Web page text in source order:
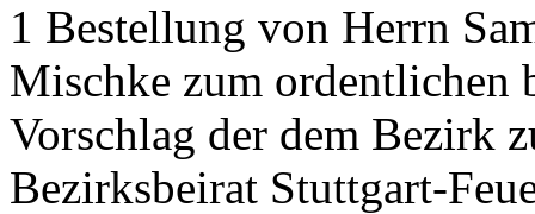
1 Bestellung von Herrn
Mischke zum ordentlichen
Vorschlag der dem Bezirk
Bezirksbeirat Stuttgart-